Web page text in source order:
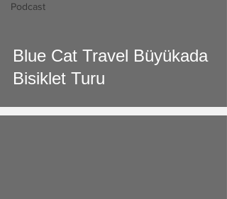
Podcast
Blue Cat Travel Büyükada
Bisiklet Turu